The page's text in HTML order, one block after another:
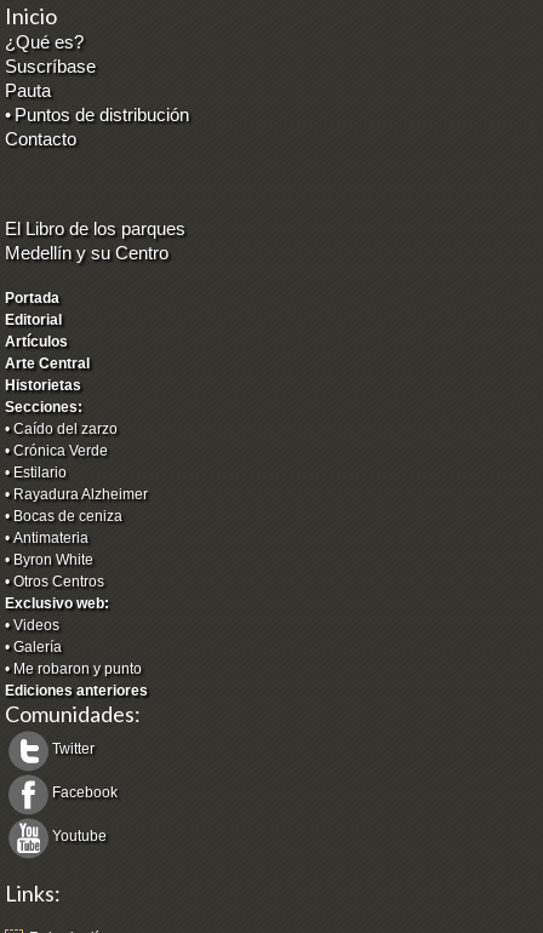
Inicio
¿Qué es?
Suscríbase
Pauta
• Puntos de distribución
Contacto
El Libro de los parques
Medellín y su Centro
Portada
Editorial
Artículos
Arte Central
Historietas
Secciones:
•Caído del zarzo
•Crónica Verde
• Estilario
• Rayadura Alzheimer
• Bocas de ceniza
•Antimateria
• Byron White
•Otros Centros
Exclusivo web:
•Videos
•Galería
• Me robaron y punto
Ediciones anteriores
Comunidades:
Twitter
Facebook
Youtube
Links: